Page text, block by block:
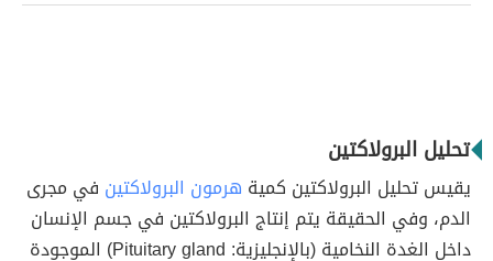
تحليل البرولاكتين
يقيس تحليل البرولاكتين كمية هرمون البرولاكتين في مجرى
الدم، وفي الحقيقة يتم إنتاج البرولاكتين في جسم الإنسان
داخل الغدة النخامية (بالإنجليزية: Pituitary gland) الموجودة